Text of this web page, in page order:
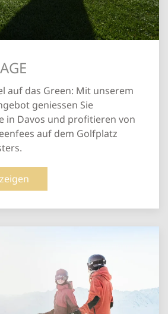
auf das Green: Mit unserem
geniessen Sie
in Davos und profitieren von
auf dem Golfplatz